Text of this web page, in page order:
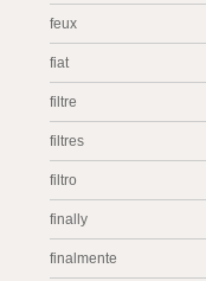
feux
fiat
filtre
filtres
filtro
finally
finalmente